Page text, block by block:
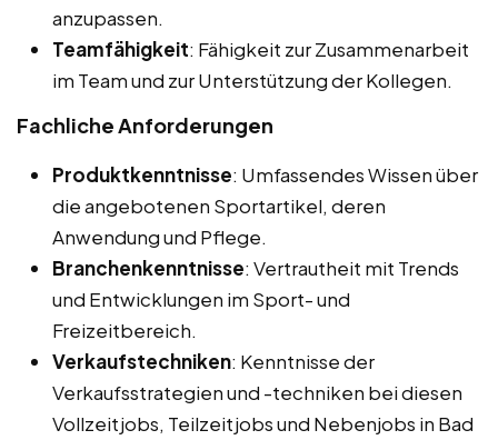
anzupassen.
Teamfähigkeit: Fähigkeit zur Zusammenarbeit
im Team und zur Unterstützung der Kollegen.
Fachliche Anforderungen
Produktkenntnisse: Umfassendes Wissen über
die angebotenen Sportartikel, deren
Anwendung und Pflege.
Branchenkenntnisse: Vertrautheit mit Trends
und Entwicklungen im Sport- und
Freizeitbereich.
Verkaufstechniken: Kenntnisse der
Verkaufsstrategien und -techniken bei diesen
Vollzeitjobs, Teilzeitjobs und Nebenjobs in Bad